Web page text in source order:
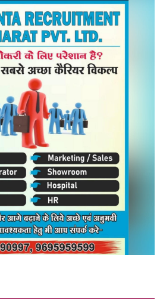
का
शिक्षा
मंत्री
–
बाबा
रामदेव